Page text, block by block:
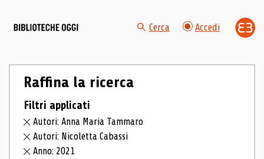
Cerca Accedi
Raffina la ricerca
Filtri applicati
Autori: Anna Maria Tammaro
Autori: Nicoletta Cabassi
Anno: 2021